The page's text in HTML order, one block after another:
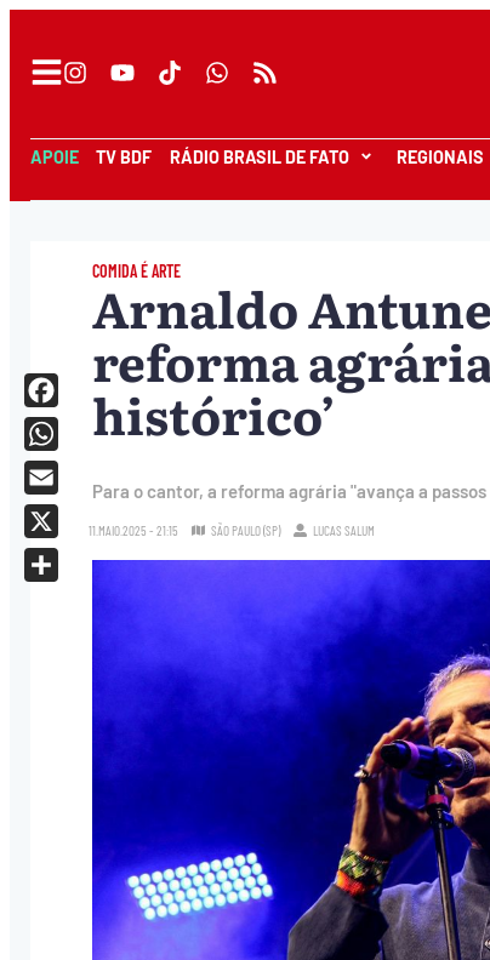
APOIE TV BDF RÁDIO BRASIL DE FATO REGIONAIS
COMIDA É ARTE
Arnaldo
reforma
histórico’
Para o cantor, a reforma agrária "avança a
11.MAIO.2025 - 21:15 SÃO PAULO (SP) LUCAS SALUM
Facebook
WhatsApp
Email
X